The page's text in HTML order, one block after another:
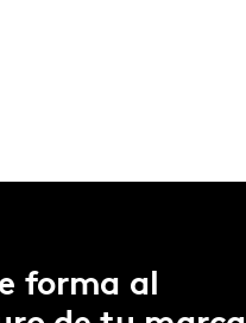
forma al